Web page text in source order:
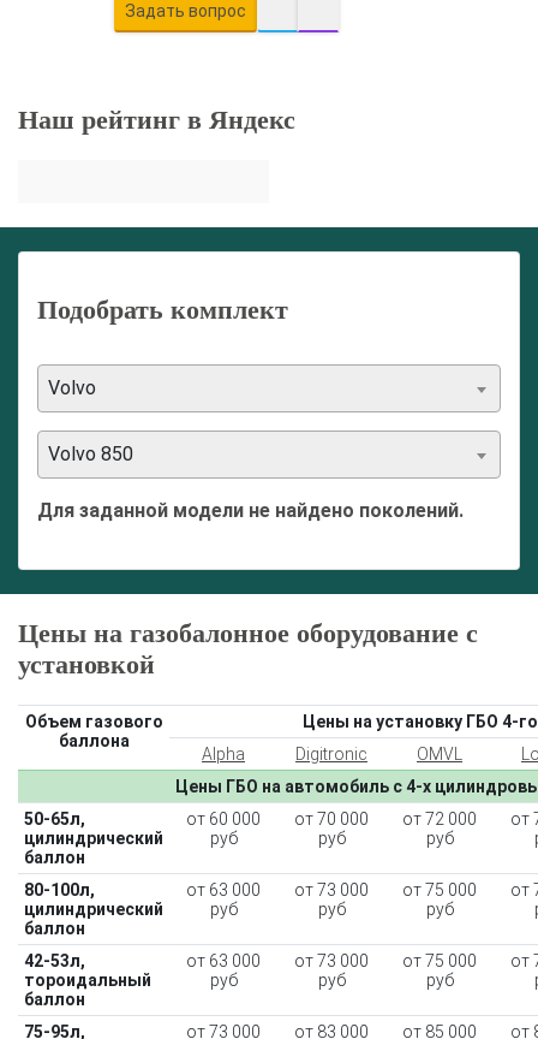
Задать вопрос
Наш рейтинг в Яндекс
Подобрать комплект
Volvo
Volvo 850
Для заданной модели не найдено поколений.
Цены на газобалонное оборудование с
установкой
Объем газового
баллона
Цены на установку ГБО 4-
Alpha
Digitronic OMVL
Цены ГБО на автомобиль с 4-х
50-65л,
цилиндрический
баллон
от 60 000
руб
от 70 000
руб
от 72 000
руб
от
80-100л,
цилиндрический
баллон
от 63 000
руб
от 73 000
руб
от 75 000
руб
от
42-53л,
тороидальный
баллон
от 63 000
руб
от 73 000
руб
от 75 000
руб
от
75-95л, от 73 000 от 83 000 от 85 000 от